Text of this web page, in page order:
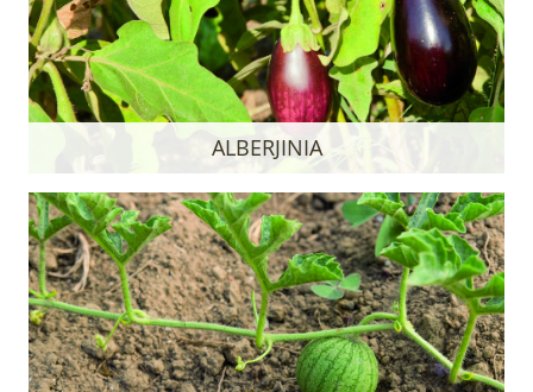
ALBERJINIA